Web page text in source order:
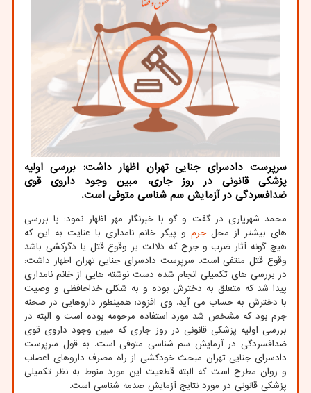
سرپرست دادسرای جنایی تهران اظهار داشت: بررسی اولیه
پزشکی قانونی در روز جاری، مبین وجود داروی قوی
ضدافسردگی در آزمایش سم شناسی متوفی است.
محمد شهریاری در گفت و گو با خبرنگار مهر اظهار نمود: با بررسی
های بیشتر از محلجرم و پیکر خانم نامداری با عنایت به این که
هیچ گونه آثار ضرب و جرح که دلالت بر وقوع قتل یا دگرکشی باشد
وقوع قتل منتفی است. سرپرست دادسرای جنایی تهران اظهار داشت:
در بررسی های تکمیلی انجام شده دست نوشته هایی از خانم نامداری
پیدا شد که متعلق به دخترش بوده و به شکلی خداحافظی و وصیت
با دخترش به حساب می آید. وی افزود: همینطور داروهایی در صحنه
جرم بود که مشخص شد مورد استفاده مرحومه بوده است و البته در
بررسی اولیه پزشکی قانونی در روز جاری که مبین وجود داروی قوی
ضدافسردگی در آزمایش سم شناسی متوفی است. به قول سرپرست
دادسرای جنایی تهران مبحث خودکشی از راه مصرف داروهای اعصاب
و روان مطرح است که البته قطعیت این مورد منوط به نظر تکمیلی
پزشکی قانونی در مورد نتایج آزمایش صدمه شناسی است.